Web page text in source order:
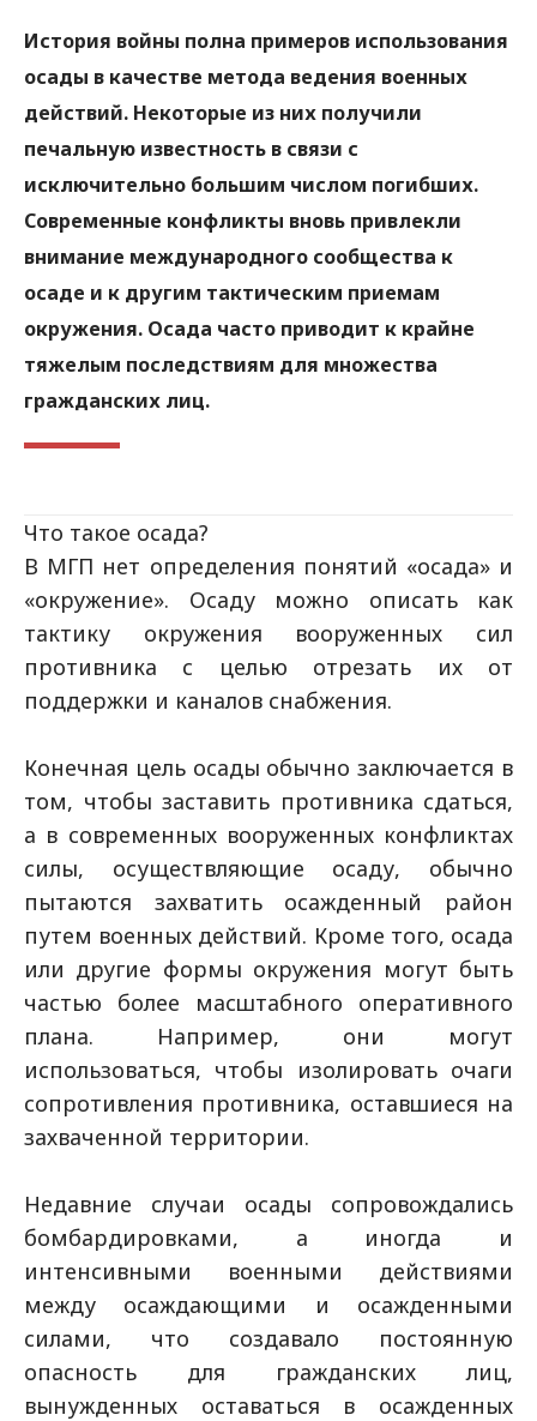
История войны полна примеров использования
осады в качестве метода ведения военных
действий. Некоторые из них получили
печальную известность в связи с
исключительно большим числом погибших.
Современные конфликты вновь привлекли
внимание международного сообщества к
осаде и к другим тактическим приемам
окружения. Осада часто приводит к крайне
тяжелым последствиям для множества
гражданских лиц.
Что такое осада?
В МГП нет определения понятий «осада» и
«окружение». Осаду можно описать как
тактику окружения вооруженных сил
противника с целью отрезать их от
поддержки и каналов снабжения.
Конечная цель осады обычно заключается в
том, чтобы заставить противника сдаться,
а в современных вооруженных конфликтах
силы, осуществляющие осаду, обычно
пытаются захватить осажденный район
путем военных действий. Кроме того, осада
или другие формы окружения могут быть
частью более масштабного оперативного
плана. Например, они могут
использоваться, чтобы изолировать очаги
сопротивления противника, оставшиеся на
захваченной территории.
Недавние случаи осады сопровождались
бомбардировками, а иногда и
интенсивными военными действиями
между осаждающими и осажденными
силами, что создавало постоянную
опасность для гражданских лиц,
вынужденных оставаться в осажденных